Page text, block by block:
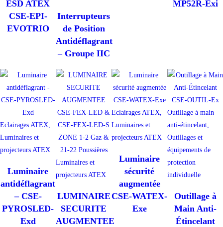
ESD ATEX
CSE-EPI-
EVOTRIO
Interrupteurs
de Position
Antidéflagrant
– Groupe IIC
MP52R-Exi
Eclairages ATEX,
Luminaires et
projecteurs ATEX
Luminaire
antidéflagrant
– CSE-
PYROSLED-
Exd
Luminaires et
projecteurs ATEX
LUMINAIRE
SECURITE
AUGMENTEE
Eclairages ATEX,
Luminaires et
projecteurs ATEX
Luminaire
sécurité
augmentée
CSE-WATEX-
Exe
Outillage à main
anti-étincelant,
Outillages et
équipements de
protection
individuelle
Outillage à
Main Anti-
Étincelant